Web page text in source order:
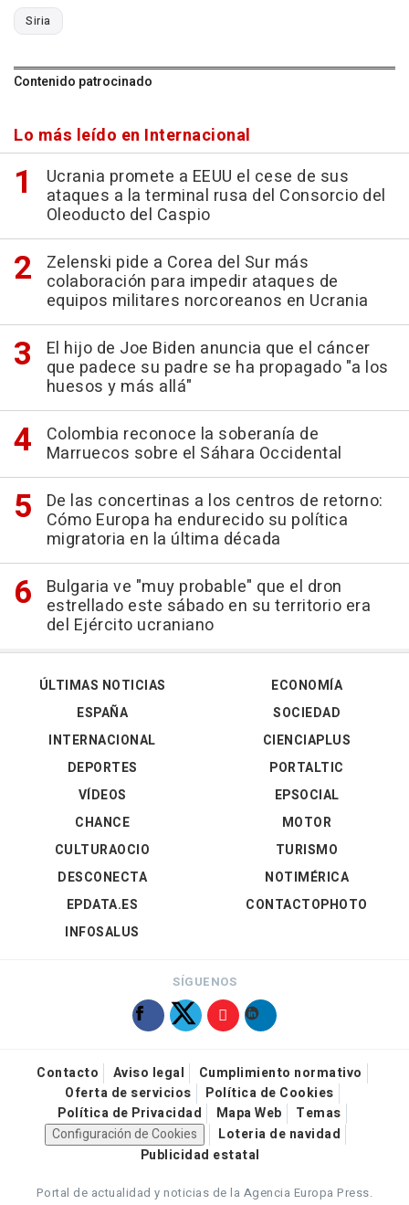
Siria
Contenido patrocinado
Lo más leído en Internacional
Ucrania promete a EEUU el cese de sus
ataques a la terminal rusa del Consorcio del
Oleoducto del Caspio
Zelenski pide a Corea del Sur más
colaboración para impedir ataques de
equipos militares norcoreanos en Ucrania
El hijo de Joe Biden anuncia que el cáncer
que padece su padre se ha propagado "a los
huesos y más allá"
Colombia reconoce la soberanía de
Marruecos sobre el Sáhara Occidental
De las concertinas a los centros de retorno:
Cómo Europa ha endurecido su política
migratoria en la última década
Bulgaria ve "muy probable" que el dron
estrellado este sábado en su territorio era
del Ejército ucraniano
ÚLTIMAS NOTICIAS
ESPAÑA
INTERNACIONAL
DEPORTES
VÍDEOS
ECONOMÍA
SOCIEDAD
CIENCIAPLUS
PORTALTIC
EPSOCIAL
CHANCE
CULTURAOCIO
DESCONECTA
EPDATA.ES
INFOSALUS
MOTOR
TURISMO
NOTIMÉRICA
CONTACTOPHOTO
SÍGUENOS
Contacto Aviso legal
Cumplimiento normativo
Oferta de servicios
Política de Cookies
Política de Privacidad
Mapa Web
Temas
Configuración de Cookies
Loteria de navidad
Publicidad estatal
Portal de actualidad y noticias de la Agencia Europa Press.